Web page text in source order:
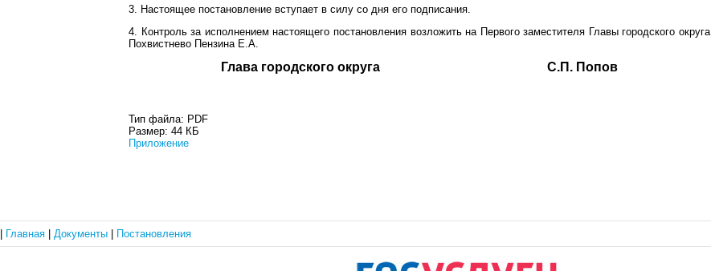
3. Настоящее постановление вступает в силу со дня его подписания.
4. Контроль за исполнением настоящего постановления возложить на Первого заместителя Главы городского округа
Похвистнево Пензина Е.А.
Глава городского округа С.П. Попов
Тип файла: PDF
Размер: 44 КБ
Приложение
Главная Документы Постановления